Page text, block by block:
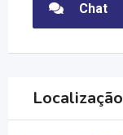
Chat
Localização